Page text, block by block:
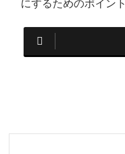
にするためのポイン